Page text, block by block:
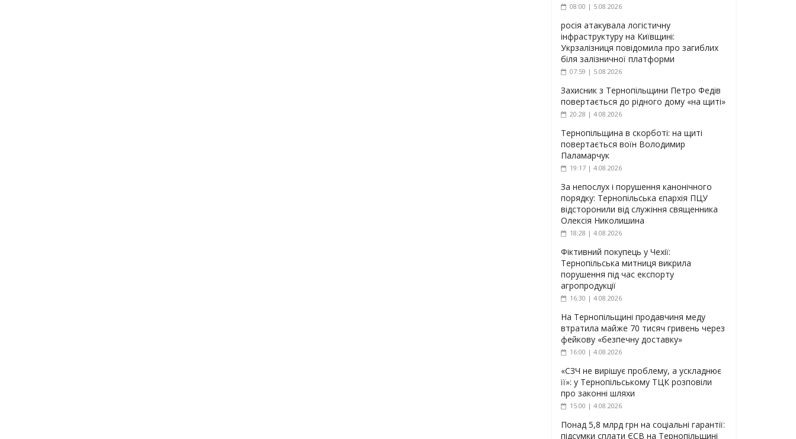
08:00 | 5.08.2026
росія атакувала логістичну
інфраструктуру на Київщині:
Укрзалізниця повідомила про загиблих
біля залізничної платформи
07:59 | 5.08.2026
Захисник з Тернопільщини Петро Федів
повертається до рідного дому «на щиті»
20:28 | 4.08.2026
Тернопільщина в скорботі: на щиті
повертається воїн Володимир
Паламарчук
19:17 | 4.08.2026
За непослух і порушення канонічного
порядку: Тернопільська єпархія ПЦУ
відсторонили від служіння священника
Олексія Николишина
18:28 | 4.08.2026
Фіктивний покупець у Чехії:
Тернопільська митниця викрила
порушення під час експорту
агропродукції
16:30 | 4.08.2026
На Тернопільщині продавчиня меду
втратила майже 70 тисяч гривень через
фейкову «безпечну доставку»
16:00 | 4.08.2026
«СЗЧ не вирішує проблему, а ускладнює
її»: у Тернопільському ТЦК розповіли
про законні шляхи
15:00 | 4.08.2026
Понад 5,8 млрд грн на соціальні гарантії:
підсумки сплати ЄСВ на Тернопільщині